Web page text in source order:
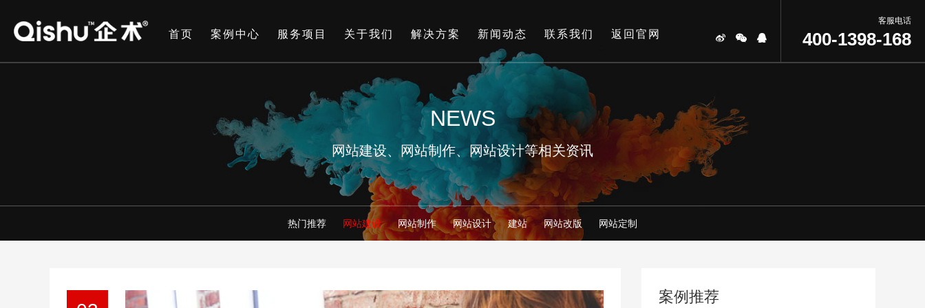
客服电话
400-1398-168
首页 案例中心 服务项目 关于我们 解决方案 新闻动态 联系我们 返回官网
NEWS
网站建设、网站制作、网站设计等相关资讯
热门推荐 网站建设 网站制作 网站设计 建站 网站改版 网站定制
案例推荐